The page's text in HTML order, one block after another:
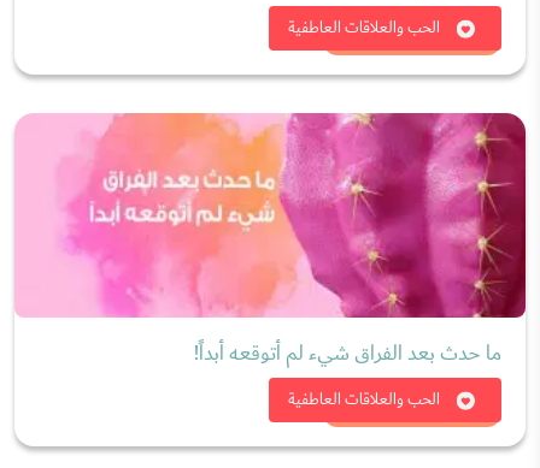
الحب والعلاقات العاطفية
شاهد الان
الحب والعلاقات العاطفية
ما حدث بعد الفراق شيء لم أتوقعه أبداً!
شاهد الان